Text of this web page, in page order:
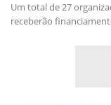
Um total de 27
receberão